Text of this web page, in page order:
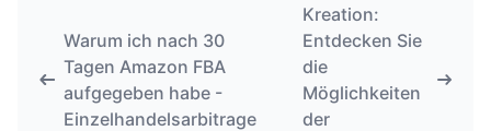
Warum ich nach 30
Tagen Amazon FBA
aufgegeben habe -
Einzelhandelsarbitrage
Kreation:
Entdecken Sie
die
Möglichkeiten
der